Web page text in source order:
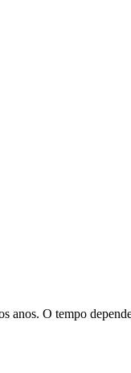
anos. O tempo